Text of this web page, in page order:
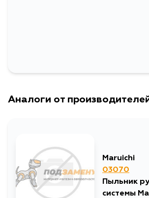
Аналоги от
Maruichi
03070
Пыльник
системы